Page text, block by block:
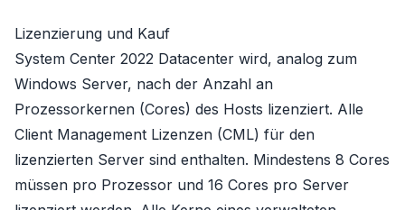
Lizenzierung und Kauf
System Center 2022 Datacenter wird, analog zum
Windows Server, nach der Anzahl an
Prozessorkernen (Cores) des Hosts lizenziert. Alle
Client Management Lizenzen (CML) für den
lizenzierten Server sind enthalten. Mindestens 8 Cores
müssen pro Prozessor und 16 Cores pro Server